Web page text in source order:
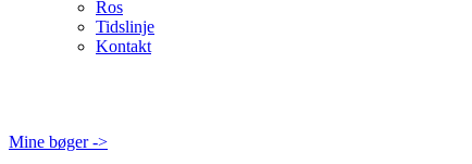
Ros
Tidslinje
Kontakt
Mine bøger ->